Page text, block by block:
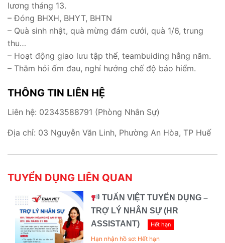
lương tháng 13.
– Đóng BHXH, BHYT, BHTN
– Quà sinh nhật, quà mừng đám cưới, quà 1/6, trung
thu…
– Hoạt động giao lưu tập thể, teambuiding hằng năm.
– Thăm hỏi ốm đau, nghỉ hưởng chế độ bảo hiểm.
THÔNG TIN LIÊN HỆ
Liên hệ: 02343588791 (Phòng Nhân Sự)
Địa chỉ: 03 Nguyễn Văn Linh, Phường An Hòa, TP Huế
TUYỂN DỤNG LIÊN QUAN
TUẤN VIỆT TUYỂN DỤNG –
TRỢ LÝ NHÂN SỰ (HR
ASSISTANT)
Hết hạn
Hạn nhận hồ sơ: Hết hạn